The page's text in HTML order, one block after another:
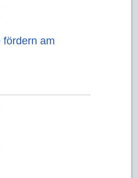
fördern am